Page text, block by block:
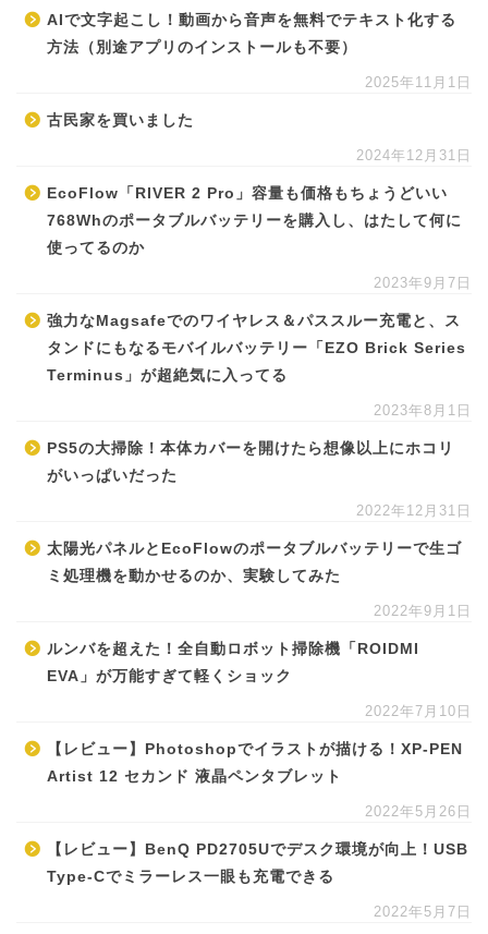
AIで文字起こし！動画から音声を無料でテキスト化する
方法（別途アプリのインストールも不要）
2025年11月1日
古民家を買いました
2024年12月31日
EcoFlow「RIVER 2 Pro」容量も価格もちょうどいい
768Whのポータブルバッテリーを購入し、はたして何に
使ってるのか
2023年9月7日
強力なMagsafeでのワイヤレス＆パススルー充電と、ス
タンドにもなるモバイルバッテリー「EZO Brick Series
Terminus」が超絶気に入ってる
2023年8月1日
PS5の大掃除！本体カバーを開けたら想像以上にホコリ
がいっぱいだった
2022年12月31日
太陽光パネルとEcoFlowのポータブルバッテリーで生ゴ
ミ処理機を動かせるのか、実験してみた
2022年9月1日
ルンバを超えた！全自動ロボット掃除機「ROIDMI
EVA」が万能すぎて軽くショック
2022年7月10日
【レビュー】Photoshopでイラストが描ける！XP-PEN
Artist 12 セカンド 液晶ペンタブレット
2022年5月26日
【レビュー】BenQ PD2705Uでデスク環境が向上！USB
Type-Cでミラーレス一眼も充電できる
2022年5月7日